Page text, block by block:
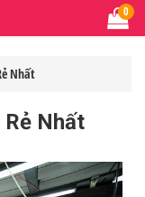
0
Nhất
Rẻ Nhất